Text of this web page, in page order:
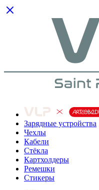
Зарядные устройства
Чехлы
Кабели
Cтёкла
Картхолдеры
Ремешки
Стикеры